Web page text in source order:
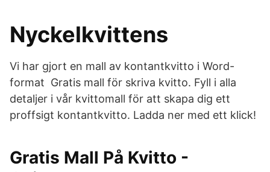
Nyckelkvittens
Vi har gjort en mall av kontantkvitto i Word-
format Gratis mall för skriva kvitto. Fyll i alla
detaljer i vår kvittomall för att skapa dig ett
proffsigt kontantkvitto. Ladda ner med ett klick!
Gratis Mall På Kvitto -